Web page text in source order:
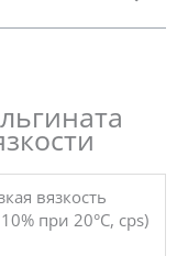
вязкость
при 20°C, cps)